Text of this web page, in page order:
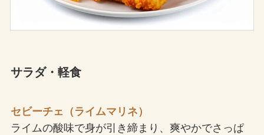
サラダ・軽食
セビーチェ（ライムマリネ）
ライムの酸味で身が引き締まり、爽やかでさっぱ